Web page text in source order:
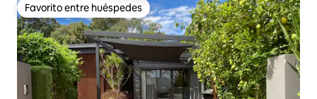
Favorito entre huéspedes
Favorito entre huéspedes